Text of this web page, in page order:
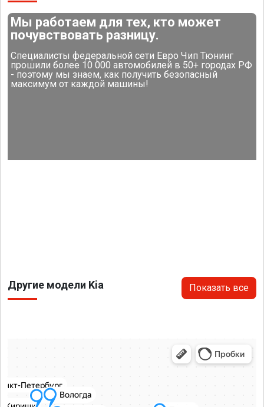
Мы работаем для тех, кто может
почувствовать разницу.
Специалисты федеральной сети Евро Чип Тюнинг
прошили более 10 000 автомобилей в 50+ городах РФ
- поэтому мы знаем, как получить безопасный
максимум от каждой машины!
Другие модели Kia Показать все